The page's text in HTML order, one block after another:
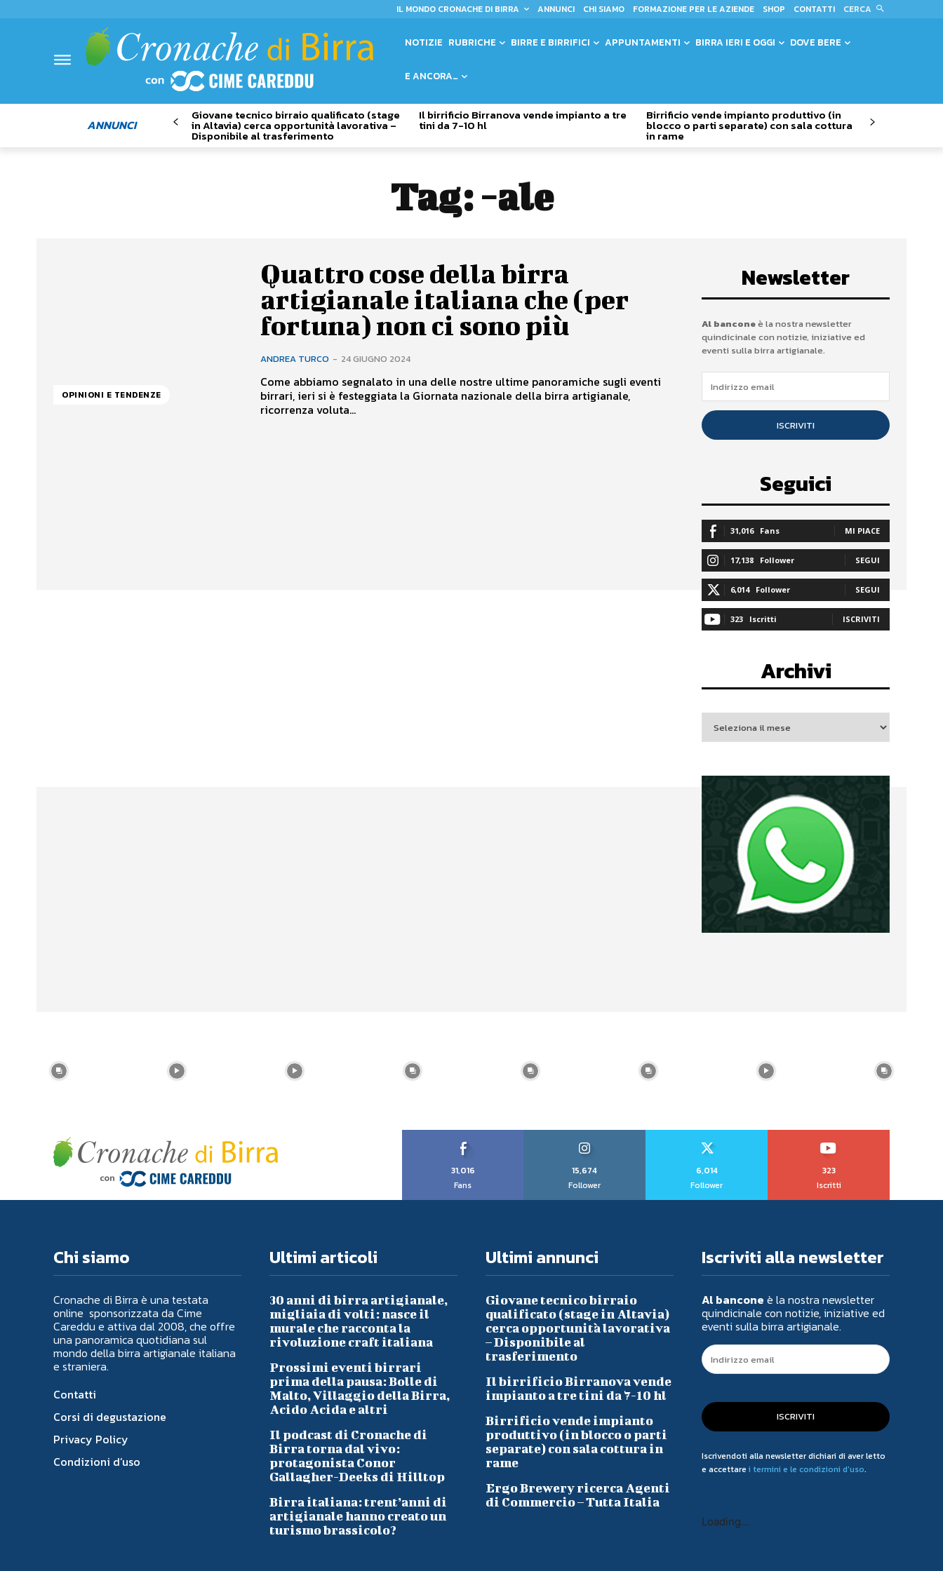
IL MONDO CRONACHE DI BIRRA ANNUNCI CHI SIAMO FORMAZIONE PER LE AZIENDE SHOP CONTATTI CERCA
NOTIZIE RUBRICHE BIRRE E BIRRIFICI APPUNTAMENTI BIRRA IERI E OGGI DOVE BERE
E ANCORA…
ANNUNCI
Giovane tecnico birraio qualificato (stage
in Altavia) cerca opportunità lavorativa –
Disponibile al trasferimento
Il birrificio Birranova vende impianto a tre
tini da 7-10 hl
Birrificio vende impianto produttivo (in
blocco o parti separate) con sala cottura
in rame
Tag:-ale
OPINIONI E TENDENZE
Quattro cose della birra
artigianale italiana che (per
fortuna) non ci sono più
ANDREA TURCO - 24 GIUGNO 2024
Come abbiamo segnalato in una delle nostre ultime panoramiche sugli eventi
birrari, ieri si è festeggiata la Giornata nazionale della birra artigianale,
ricorrenza voluta...
Newsletter
Al banconeè la nostra newsletter
quindicinale con notizie, iniziative ed
eventi sulla birra artigianale.
ISCRIVITI
Seguici
31,016 Fans MI PIACE
17,138 Follower SEGUI
6,014 Follower SEGUI
323 Iscritti ISCRIVITI
Archivi
31,016
Fans
15,674
Follower
6,014
Follower
323
Iscritti
Chi siamo
Cronache di Birra è una testata
online sponsorizzata da Cime
Careddu e attiva dal 2008, che offre
una panoramica quotidiana sul
mondo della birra artigianale italiana
e straniera.
Contatti
Corsi di degustazione
Privacy Policy
Condizioni d’uso
Ultimi articoli
30 anni di birra artigianale,
migliaia di volti: nasce il
murale che racconta la
rivoluzione craft italiana
Prossimi eventi birrari
prima della pausa: Bolle di
Malto, Villaggio della Birra,
Acido Acida e altri
Il podcast di Cronache di
Birra torna dal vivo:
protagonista Conor
Gallagher-Deeks di Hilltop
Birra italiana: trent’anni di
artigianale hanno creato un
turismo brassicolo?
Ultimi annunci
Giovane tecnico birraio
qualificato (stage in Altavia)
cerca opportunità lavorativa
– Disponibile al
trasferimento
Il birrificio Birranova vende
impianto a tre tini da 7-10 hl
Birrificio vende impianto
produttivo (in blocco o parti
separate) con sala cottura in
rame
Ergo Brewery ricerca Agenti
di Commercio – Tutta Italia
Iscriviti alla newsletter
Al bancone è la nostra newsletter
quindicinale con notizie, iniziative ed
eventi sulla birra artigianale.
ISCRIVITI
Iscrivendoti alla newsletter dichiari di aver letto
e accettare i termini e le condizioni d'uso.
Loading...